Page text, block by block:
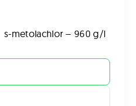
s-metolachlor – 960 g/l